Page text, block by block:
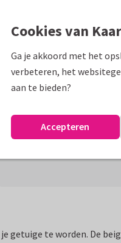
getuige te worden. De
Cookies van
Ga je akkoord met het
verbeteren, het
aan te bieden?
Accepteren